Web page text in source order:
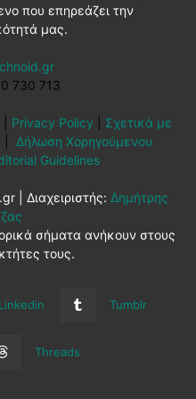
που επηρεάζει την
μας.
730 713
Privacy Policy
Σχετικά με
Δήλωση Χορηγούμενου
Guidelines
| Διαχειριστής: Δημήτρης
σήματα ανήκουν στους
τους.
Linkedin Tumblr
Threads